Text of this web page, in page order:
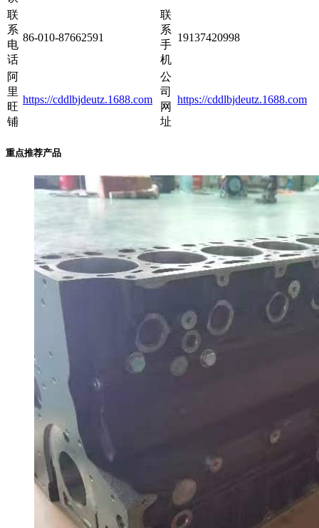
联
系
电
话
86-010-87662591
联
系
手
机
19137420998
阿
里
旺
铺
https://cddlbjdeutz.1688.com
公
司
网
址
https://cddlbjdeutz.1688.com
重点推荐产品